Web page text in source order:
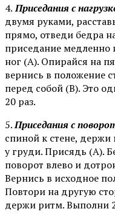
4.Приседания с
двумя руками,
прямо, отведи бедра
приседание медленно
ног (А). Опирайся на
вернись в положение
перед собой (В). Это
20 раз.
5.Приседания с
спиной к стене,
у груди. Присядь (А).
поворот влево и
Вернись в исходное
Повтори на другую
держи ритм. Выполни